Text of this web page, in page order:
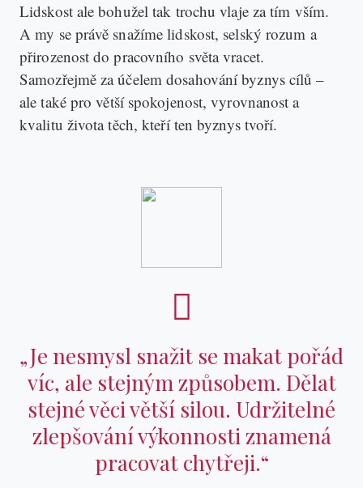
Lidskost ale bohužel tak trochu vlaje za tím vším.
A my se právě snažíme lidskost, selský rozum a
přirozenost do pracovního světa vracet.
Samozřejmě za účelem dosahování byznys cílů –
ale také pro větší spokojenost, vyrovnanost a
kvalitu života těch, kteří ten byznys tvoří.
„Je nesmysl snažit se makat pořád
víc, ale stejným způsobem. Dělat
stejné věci větší silou. Udržitelné
zlepšování výkonnosti znamená
pracovat chytřeji.“